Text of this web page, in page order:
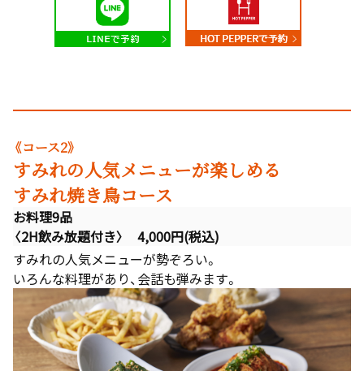
《コース2》
すみれの人気メニューが楽しめる
すみれ焼き鳥コース
お料理9品
〈2H飲み放題付き〉 4,000円(税込)
すみれの人気メニューが勢ぞろい。
いろんな料理があり、会話も弾みます。